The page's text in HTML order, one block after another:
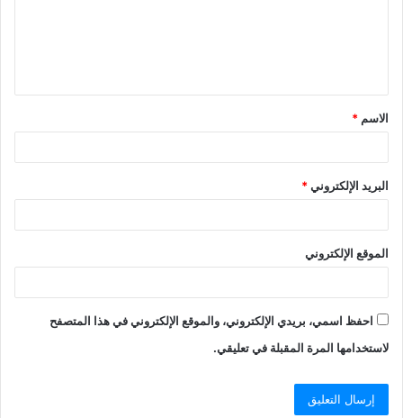
ق
*
الاسم *
البريد الإلكتروني*
الموقع الإلكتروني
احفظ اسمي، بريدي الإلكتروني، والموقع الإلكتروني في هذا المتصفح
لاستخدامها المرة المقبلة في تعليقي.